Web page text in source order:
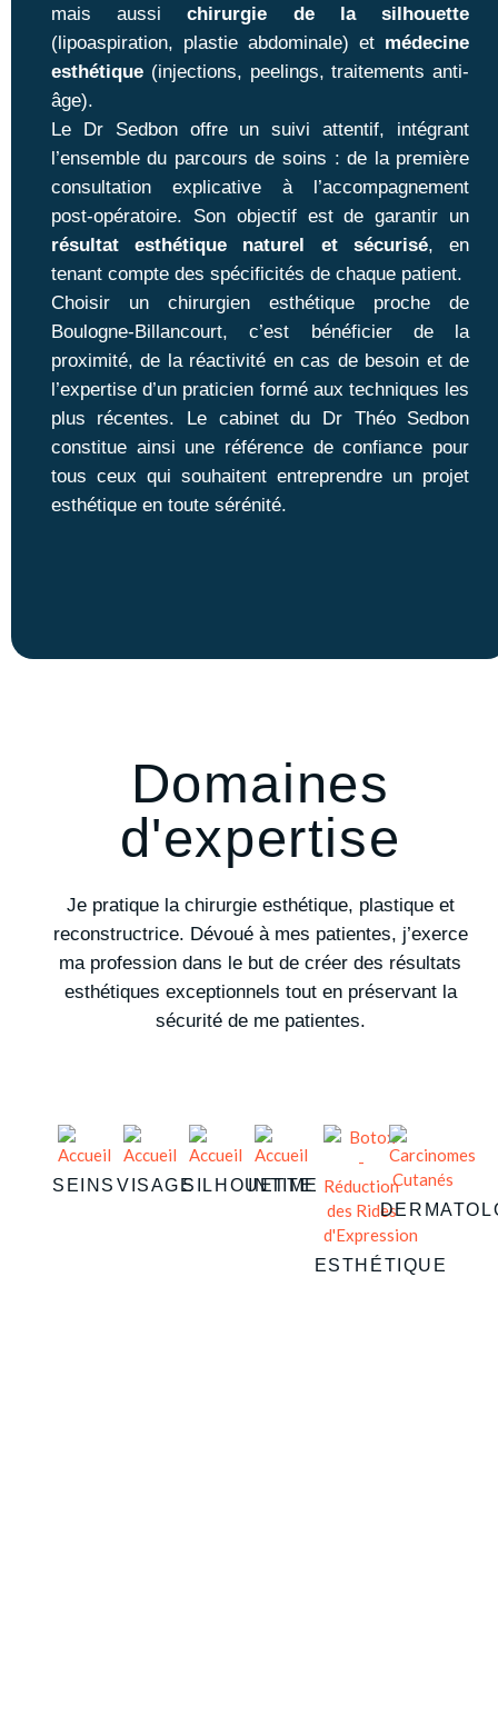
mais aussichirurgie de la silhouette
(lipoaspiration, plastie abdominale) et médecine
esthétique(injections, peelings, traitements anti-
âge).
Le Dr Sedbon offre un suivi attentif, intégrant
l’ensemble du parcours de soins : de la première
consultation explicative à l’accompagnement
post-opératoire. Son objectif est de garantir un
résultat esthétique naturel et sécurisé, en
tenant compte des spécificités de chaque patient.
Choisir un chirurgien esthétique proche de
Boulogne-Billancourt, c’est bénéficier de la
proximité, de la réactivité en cas de besoin et de
l’expertise d’un praticien formé aux techniques les
plus récentes. Le cabinet du Dr Théo Sedbon
constitue ainsi une référence de confiance pour
tous ceux qui souhaitent entreprendre un projet
esthétique en toute sérénité.
Domaines
d'expertise
Je pratique la chirurgie esthétique, plastique et
reconstructrice. Dévoué à mes patientes, j’exerce
ma profession dans le but de créer des résultats
esthétiques exceptionnels tout en préservant la
sécurité de me patientes.
SEINS VISAGESILHOUETTE
INTIME
ESTHÉTIQUE